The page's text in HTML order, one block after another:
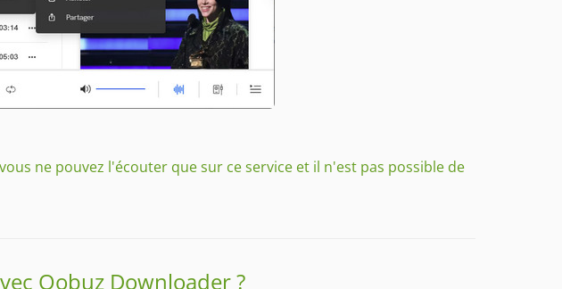
ne pouvez l'écouter que sur ce service et il n'est pas possible de
Qobuz Downloader ?